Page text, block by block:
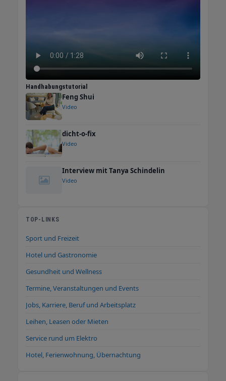
Handhabungstutorial
Feng Shui
Video
dicht-o-fix
Video
Interview mit Tanya Schindelin
Video
TOP-LINKS
Sport und Freizeit
Hotel und Gastronomie
Gesundheit und Wellness
Termine, Veranstaltungen und Events
Jobs, Karriere, Beruf und Arbeitsplatz
Leihen, Leasen oder Mieten
Service rund um Elektro
Hotel, Ferienwohnung, Übernachtung